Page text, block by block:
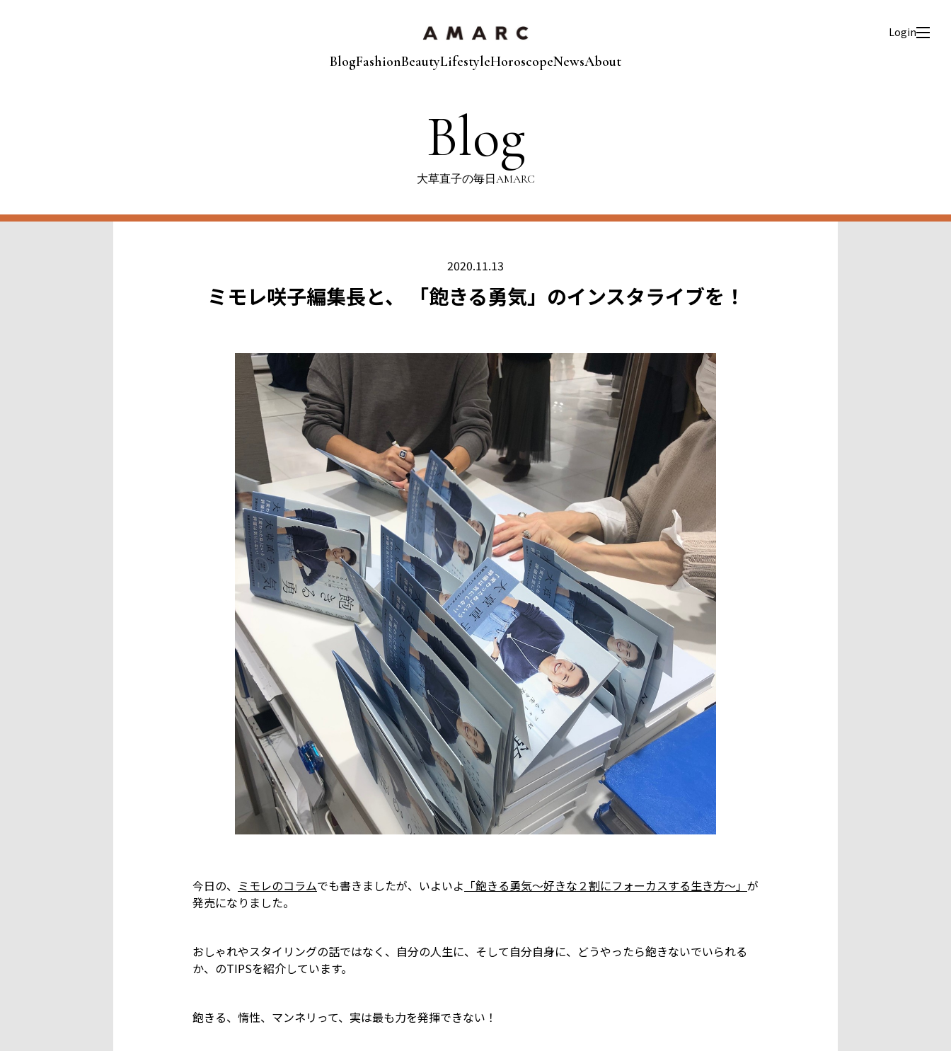
BlogFashionBeautyLifestyleHoroscopeNewsAbout
Login
Blog
大草直子の毎日AMARC
2020.11.13
ミモレ咲子編集長と、 「飽きる勇気」のインスタライブを！
今日の、 ミモレのコラムでも書きましたが、いよいよ 「飽きる勇気〜好きな２割にフォーカスする生き方〜」 が
発売になりました。
おしゃれやスタイリングの話ではなく、自分の人生に、そして自分自身に、どうやったら飽きないでいられる
か、のTIPSを紹介しています。
飽きる、惰性、マンネリって、実は最も力を発揮できない！